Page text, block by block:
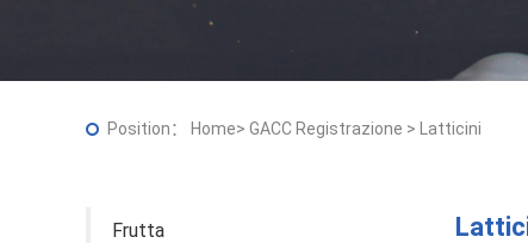
Position： Home> GACC Registrazione > Latticini
Frutta